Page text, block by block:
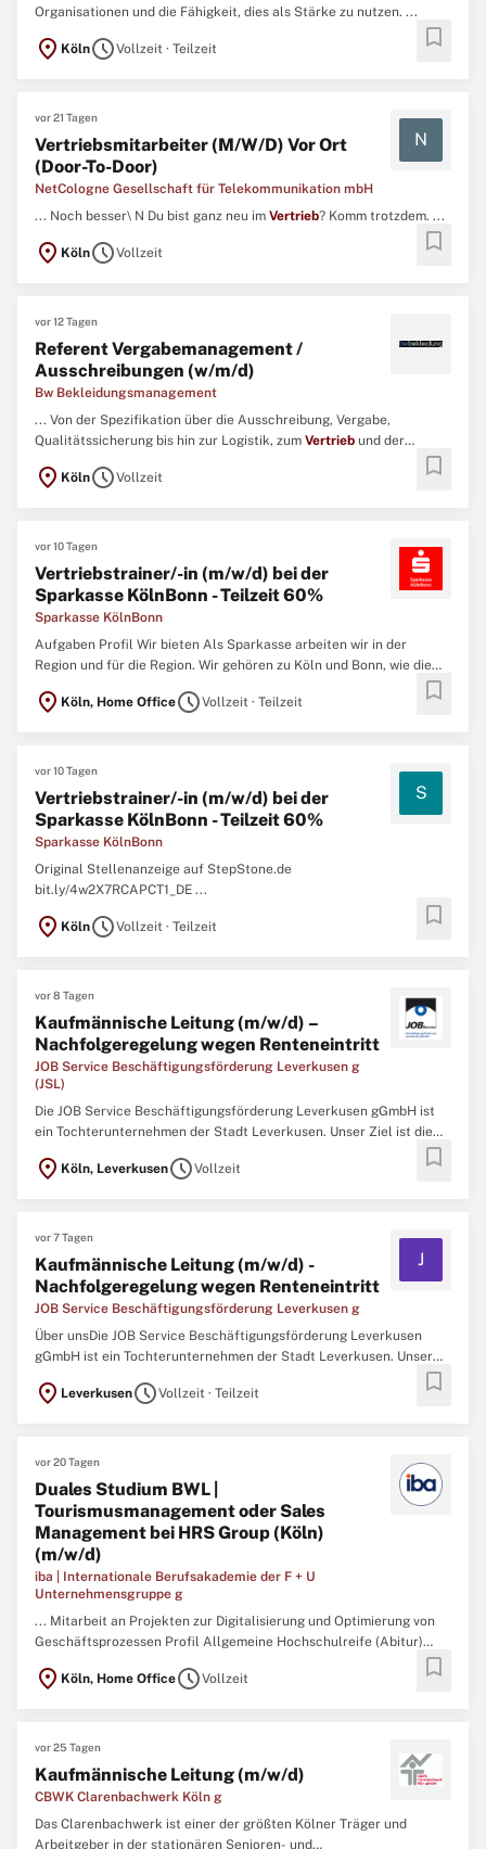
Organisationen und die Fähigkeit, dies als Stärke zu nutzen. ...
location_on KölnscheduleVollzeit · Teilzeit bookmark
vor 21 Tagen
Vertriebsmitarbeiter (M/W/D) Vor Ort
(Door-To-Door)
NetCologne Gesellschaft für Telekommunikation mbH
N
... Noch besser\ N Du bist ganz neu im Vertrieb? Komm trotzdem. ...
location_on KölnscheduleVollzeit bookmark
vor 12 Tagen
Referent Vergabemanagement /
Ausschreibungen (w/m/d)
Bw Bekleidungsmanagement
... Von der Spezifikation über die Ausschreibung, Vergabe,
Qualitätssicherung bis hin zur Logistik, zum Vertrieb und der
Aufbereitung verantwortet die Bw Bekleidungsmanagement GmbH
(BwBM) die gesamte Wertschöpfungskette der Bundeswehr-
location_on KölnscheduleVollzeit bookmark
vor 10 Tagen
Vertriebstrainer/-in (m/w/d) bei der
Sparkasse KölnBonn - Teilzeit 60%
Sparkasse KölnBonn
Aufgaben Profil Wir bieten Als Sparkasse arbeiten wir in der
Region und für die Region. Wir gehören zu Köln und Bonn, wie die
Menschen, die hier leben. Und genau das macht auch unsere Kultur
aus. Wir kümmern uns nicht nur um die Finanzen unserer Kundinnen
location_on Köln, Home OfficescheduleVollzeit · Teilzeit bookmark
vor 10 Tagen
Vertriebstrainer/-in (m/w/d) bei der
Sparkasse KölnBonn - Teilzeit 60%
Sparkasse KölnBonn
S
Original Stellenanzeige auf StepStone.de
bit.ly/4w2X7RCAPCT1_DE ...
location_on KölnscheduleVollzeit · Teilzeit bookmark
vor 8 Tagen
Kaufmännische Leitung (m/w/d) –
Nachfolgeregelung wegen Renteneintritt
JOB Service Beschäftigungsförderung Leverkusen g
(JSL)
Die JOB Service Beschäftigungsförderung Leverkusen gGmbH ist
ein Tochterunternehmen der Stadt Leverkusen. Unser Ziel ist die
Integration von Arbeit suchenden Menschen in die Gesellschaft
sowie den Ausbildungs- und Arbeitsmarkt. Durch kompetente
location_on Köln, LeverkusenscheduleVollzeit bookmark
vor 7 Tagen
Kaufmännische Leitung (m/w/d) -
Nachfolgeregelung wegen Renteneintritt
JOB Service Beschäftigungsförderung Leverkusen g
J
Über unsDie JOB Service Beschäftigungsförderung Leverkusen
gGmbH ist ein Tochterunternehmen der Stadt Leverkusen. Unser
Gesellschaft sowie den Ausbildungs- und Arbeitsmarkt. Durch
location_on LeverkusenscheduleVollzeit · Teilzeit bookmark
vor 20 Tagen
Duales Studium BWL |
Tourismusmanagement oder Sales
Management bei HRS Group (Köln)
(m/w/d)
iba | Internationale Berufsakademie der F + U
Unternehmensgruppe g
... Mitarbeit an Projekten zur Digitalisierung und Optimierung von
Geschäftsprozessen Profil Allgemeine Hochschulreife (Abitur)
digitalen Plattformen und modernen Technologien Freude am
location_on Köln, Home OfficescheduleVollzeit bookmark
vor 25 Tagen
Kaufmännische Leitung (m/w/d)
CBWK Clarenbachwerk Köln g
Das Clarenbachwerk ist einer der größten Kölner Träger und
Arbeitgeber in der stationären Senioren- und